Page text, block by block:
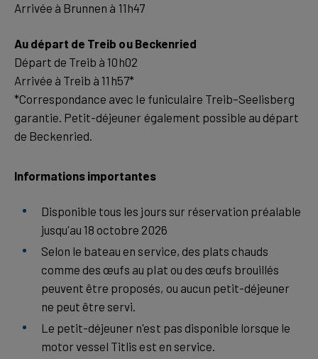
Arrivée à Brunnen à 11h47
Au départ de Treib ou Beckenried
Départ de Treib à 10h02
Arrivée à Treib à 11h57*
*Correspondance avec le funiculaire Treib–Seelisberg
garantie. Petit-déjeuner également possible au départ
de Beckenried.
Informations importantes
Disponible tous les jours sur réservation préalable
jusqu'au 18 octobre 2026
Selon le bateau en service, des plats chauds
comme des œufs au plat ou des œufs brouillés
peuvent être proposés, ou aucun petit-déjeuner
ne peut être servi.
Le petit-déjeuner n'est pas disponible lorsque le
motor vessel Titlis est en service.